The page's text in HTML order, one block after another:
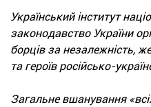
Український інститут
законодавство України
борців за незалежність,
та героїв російсько-
Загальне вшанування